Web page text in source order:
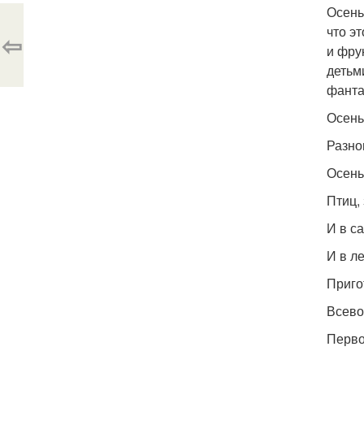
что
и
Птиц,
И в
И в
⇦